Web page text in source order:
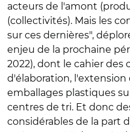
acteurs de l'amont
(collectivités). Mais les
sur ces dernières",
enjeu de la prochaine
2022), dont le cahier des
d'élaboration,
emballages plastiques
centres de tri. Et donc
considérables de la part